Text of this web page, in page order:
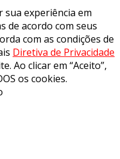
experiência em
de acordo com seus
com as condições de
Diretiva de Privacidade
Ao clicar em “Aceito”,
os cookies.